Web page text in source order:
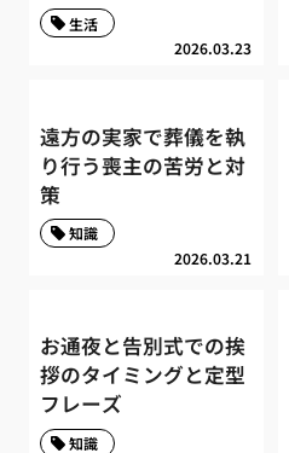
2026.03.23
生活
遠方の実家で葬儀を執
り行う喪主の苦労と対
策
2026.03.21
知識
お通夜と告別式での挨
拶のタイミングと定型
フレーズ
知識